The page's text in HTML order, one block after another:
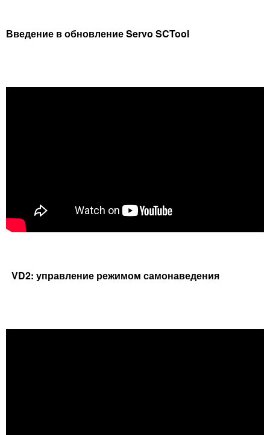
Введение в обновление Servo SCTool
VD2: управление режимом самонаведения